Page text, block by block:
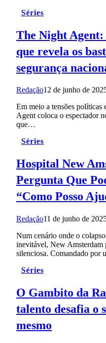
Séries
The Night
que revela os
segurança
Redação12 de junho de
Em meio a tensões
Agent coloca o espectador
que…
Séries
Hospital New
Pergunta Que
“Como Posso
Redação11 de junho de
Num cenário onde o
inevitável, New Amsterdam
silenciosa. Comandado por
Séries
O Gambito da
talento desafia o
mesmo